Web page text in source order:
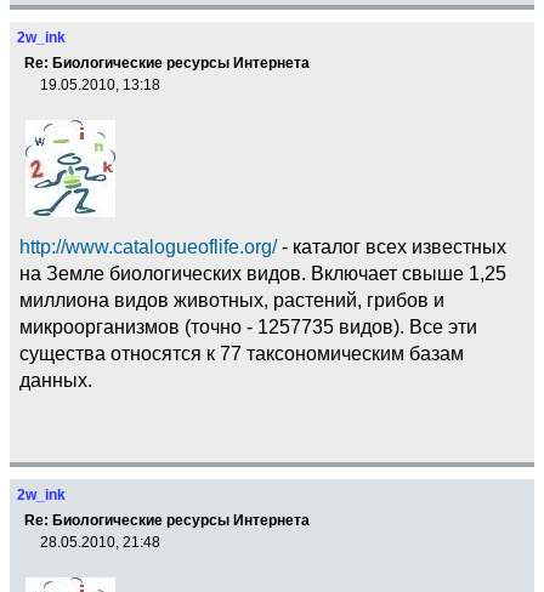
2w_ink
Re: Биологические ресурсы Интернета
19.05.2010, 13:18
http://www.catalogueoflife.org/- каталог всех известных
на Земле биологических видов. Включает свыше 1,25
миллиона видов животных, растений, грибов и
микроорганизмов (точно - 1257735 видов). Все эти
существа относятся к 77 таксономическим базам
данных.
2w_ink
Re: Биологические ресурсы Интернета
28.05.2010, 21:48